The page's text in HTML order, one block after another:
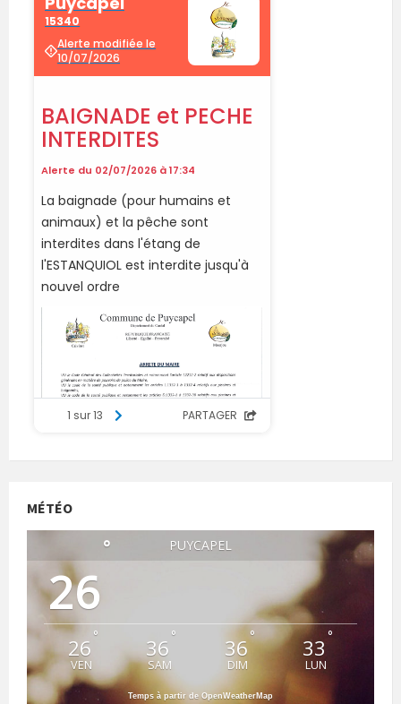
MÉTÉO
PUYCAPEL
26
°
26 °
VEN
36 °
SAM
36°
DIM
33 °
LUN
Temps à partir de OpenWeatherMap